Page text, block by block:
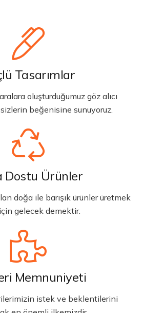
Tasarımlar
oluşturduğumuz göz alıcı
sizlerin beğenisine sunuyoruz.
Dostu Ürünler
doğa ile barışık ürünler üretmek
gelecek demektir.
Memnuniyeti
istek ve beklentilerini